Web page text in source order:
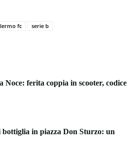
fc serie b
Noce: ferita coppia in scooter, codice
in piazza Don Sturzo: un